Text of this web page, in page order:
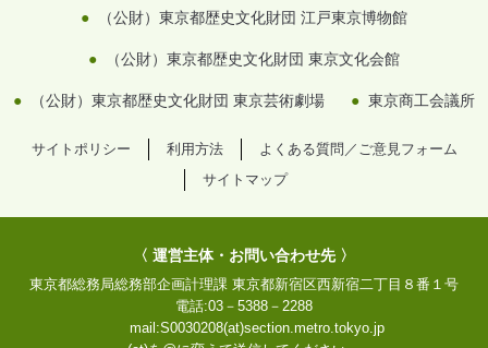
（公財）東京都歴史文化財団 江戸東京博物館
（公財）東京都歴史文化財団 東京文化会館
（公財）東京都歴史文化財団 東京芸術劇場 東京商工会議所
サイトポリシー 利用方法
よくある質問／ご意見フォーム
サイトマップ
〈 運営主体・お問い合わせ先 〉
東京都総務局総務部企画計理課 東京都新宿区西新宿二丁目８番１号
電話:03－5388－2288
mail:S0030208(at)section.metro.tokyo.jp